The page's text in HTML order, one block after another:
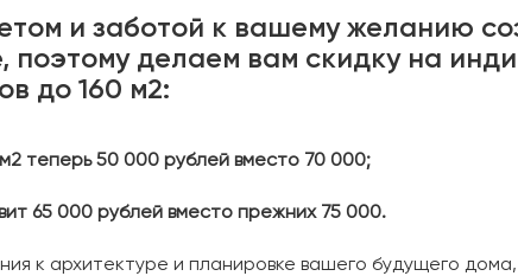
и заботой к вашему желанию
поэтому делаем вам скидку на
до 160 м2:
теперь 50 000 рублей вместо 70 000;
65 000 рублей вместо прежних75 000.
к архитектуре и планировке вашего будущего